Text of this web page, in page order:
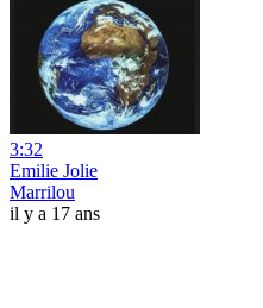
3:32
Emilie Jolie
Marrilou
il y a 17 ans